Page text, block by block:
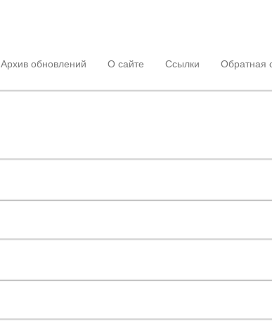
Архив обновлений О сайте Ссылки Обратная